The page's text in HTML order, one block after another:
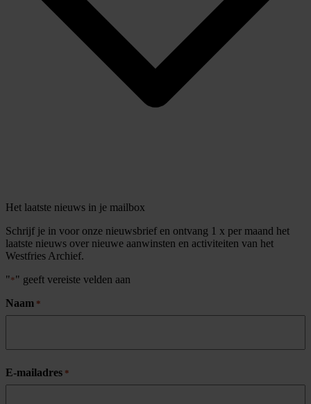
Het laatste nieuws in je mailbox
Schrijf je in voor onze nieuwsbrief en ontvang 1 x per maand het
laatste nieuws over nieuwe aanwinsten en activiteiten van het
Westfries Archief.
"*" geeft vereiste velden aan
Naam *
E-mailadres *